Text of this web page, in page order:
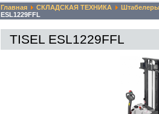
Главная СКЛАДСКАЯ ТЕХНИКА
Штабелеры
ESL1229FFL
TISEL ESL1229FFL